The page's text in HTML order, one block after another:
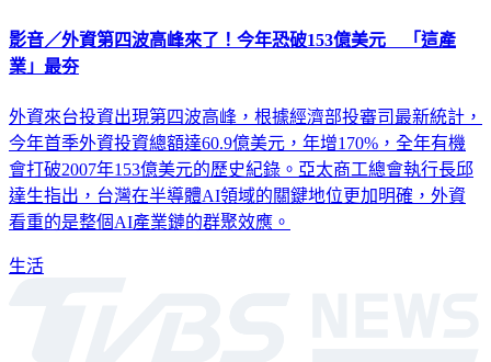
影音／外資第四波高峰來了！今年恐破153億美元 「這產
業」最夯
外資來台投資出現第四波高峰，根據經濟部投審司最新統計，
今年首季外資投資總額達60.9億美元，年增170%，全年有機
會打破2007年153億美元的歷史紀錄。亞太商工總會執行長邱
達生指出，台灣在半導體AI領域的關鍵地位更加明確，外資
看重的是整個AI產業鏈的群聚效應。
生活